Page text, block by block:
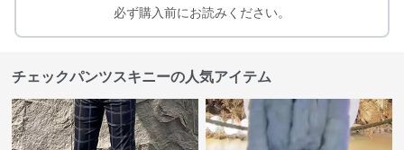
必ず購入前にお読みください。
チェックパンツスキニーの人気アイテム